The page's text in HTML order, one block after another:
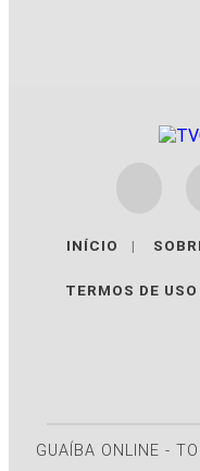
INÍCIO |
TERMOS DE
GUAÍBA ONLINE -